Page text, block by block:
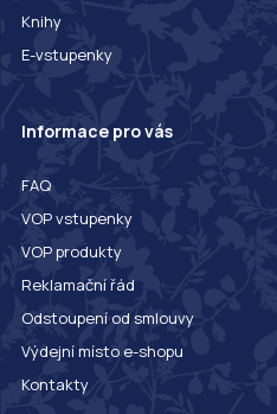
Knihy
E-vstupenky
Informace pro vás
FAQ
VOP vstupenky
VOP produkty
Reklamační řád
Odstoupení od smlouvy
Výdejní místo e-shopu
Kontakty